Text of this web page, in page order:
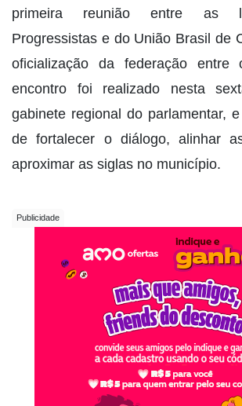
primeira reunião entre as
Progressistas e do União Brasil de
oficialização da federação entre
encontro foi realizado nesta
gabinete regional do parlamentar,
de fortalecer o diálogo, alinhar
aproximar as siglas no município.